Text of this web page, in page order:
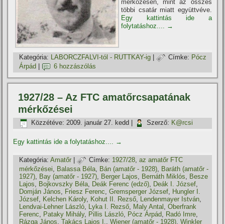
mérkőzésen, mint az összes
többi csatár miatt együttvéve.
Egy kattintás ide a
folytatáshoz.... →
Kategória: LABORCZFALVI-tól - RUTTKAY-ig | Címke: Pócz
Árpád
6 hozzászólás
1927/28 – Az FTC amatőrcsapatának
mérkőzései
Közzétéve: 2009. január 27. kedd Szerző: K@rcsi
Egy kattintás ide a folytatáshoz.... →
Kategória: Amatőr | Címke: 1927/28,az amatőr FTC
mérkőzései, Balassa Béla, Bán (amatőr - 1928), Baráth (amatőr -
1927), Bay (amatőr - 1927), Berger Lajos, Bernáth Miklós, Besze
Lajos, Bojkovszky Béla, Deák Ferenc (edző), Deák I. József,
Domján János, Friesz Ferenc,Gremsperger József, Hungler I.
József, Kelchen Károly, Kohut II. Rezső, Lendenmayer István,
Lendvai-Lehner László, Lyka I. Rezső, Maly Antal ,Oberfrank
Ferenc, Pataky Mihály, Pillis László, Pócz Árpád, Radó Imre,
Rázga János,Takács Lajos I.,Wiener (amatőr - 1928),Winkler